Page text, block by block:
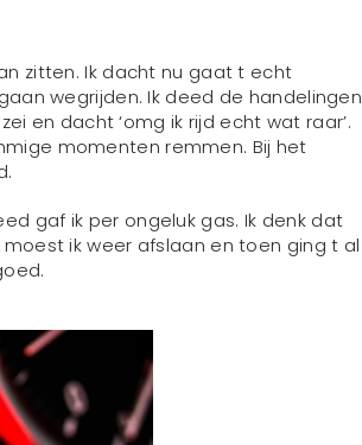
zitten. Ik dacht nu gaat t echt
wegrijden. Ik deed de handelingen
en dacht ‘omg ik rijd echt wat raar’.
momenten remmen. Bij het
gaf ik per ongeluk gas. Ik denk dat
ik weer afslaan en toen ging t al